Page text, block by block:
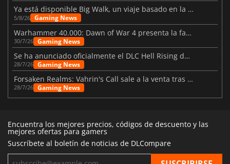
Ya está disponible Big Walk, un viaje basado en la amistad
5/8/26 Gaming News
Warhammer 40.000: Dawn of War 4 presenta la facción de los Necrones
30/7/26 Gaming News
Se ha anunciado oficialmente el DLC Hell Rising de Nioh 3
28/7/26 Gaming News
Forsaken Realms: Vahrin's Call sale a la venta tras una década
28/7/26 Gaming News
Encuentra los mejores precios, códigos de descuento y las
mejores ofertas para gamers
Suscríbete al boletín de noticias de DLCompare